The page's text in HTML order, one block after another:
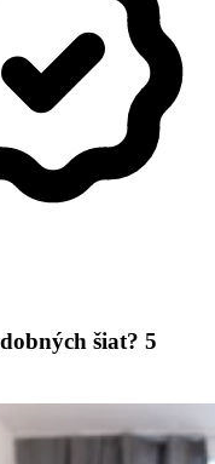
šiat? 5